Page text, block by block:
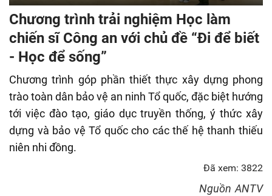
Play Mute Settings
PIP Enter
Chương trình trải nghiệm Học làm
chiến sĩ Công an với chủ đề “Đi để biết
- Học để sống”
Chương trình góp phần thiết thực xây dựng phong
trào toàn dân bảo vệ an ninh Tổ quốc, đặc biệt hướng
tới việc đào tạo, giáo dục truyền thống, ý thức xây
dựng và bảo vệ Tổ quốc cho các thế hệ thanh thiếu
niên nhi đồng.
Đã xem: 3822
Nguồn ANTV